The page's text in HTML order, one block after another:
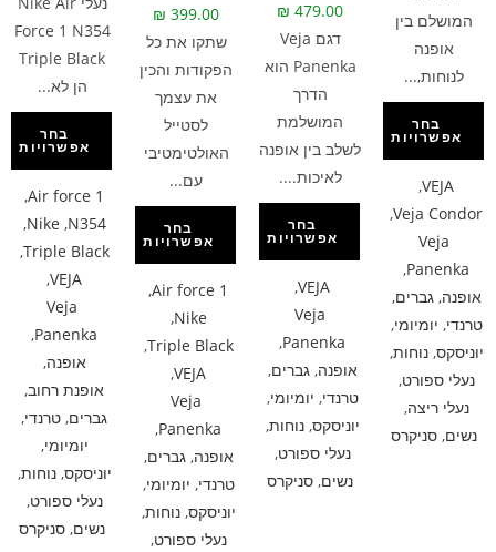
המושלם בין
אופנה
לנוחות,...
בחר
אפשרויות
VEJA
,
Veja Condor
,
Veja
Panenka
,
אופנה,גברים,
טרנדי, יומיומי,
יוניסקס,נוחות,
נעלי ספורט,
נעלי ריצה,
נשים, סניקרס
₪ 479.00
דגם Veja
Panenka הוא
הדרך
המושלמת
לשלב בין אופנה
לאיכות....
בחר
אפשרויות
VEJA
,
Veja
Panenka
,
אופנה,גברים,
טרנדי, יומיומי,
יוניסקס,נוחות,
נעלי ספורט,
נשים, סניקרס
₪ 399.00
שתקו את כל
הפקודות והכין
את עצמך
לסטייל
האולטימטיבי
עם...
בחר
אפשרויות
Air force 1
,
Nike
,
Triple Black
,
VEJA
,
Veja
Panenka
,
אופנה,גברים,
טרנדי, יומיומי,
יוניסקס,נוחות,
נעלי ספורט,
Force 1 N354
Triple Black
הן לא...
בחר
אפשרויות
Air force 1
,
N354
,
Nike
,
Triple Black
,
VEJA
,
Veja
Panenka
,
אופנה,
אופנת רחוב,
גברים, טרנדי,
יומיומי,
יוניסקס,נוחות,
נעלי ספורט,
נשים, סניקרס